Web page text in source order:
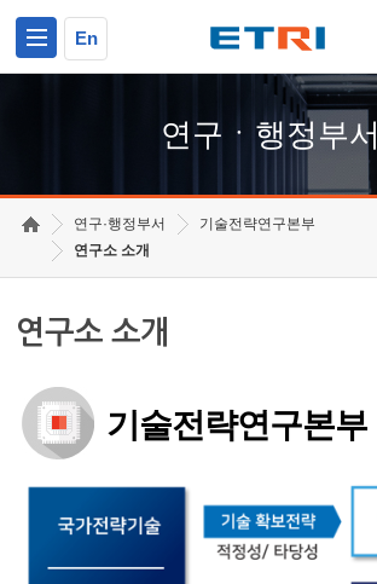
En
연구ㆍ행정부서
연구·행정부서
기술전략연구본부
연구소 소개
연구소 소개
기술전략연구본부